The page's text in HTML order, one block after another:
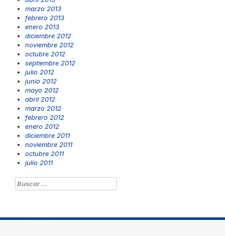
marzo 2013
febrero 2013
enero 2013
diciembre 2012
noviembre 2012
octubre 2012
septiembre 2012
julio 2012
junio 2012
mayo 2012
abril 2012
marzo 2012
febrero 2012
enero 2012
diciembre 2011
noviembre 2011
octubre 2011
julio 2011
Buscar: